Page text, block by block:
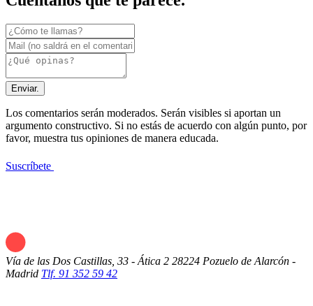
Enviar.
Los comentarios serán moderados. Serán visibles si aportan un
argumento constructivo. Si no estás de acuerdo con algún punto, por
favor, muestra tus opiniones de manera educada.
Suscríbete
Vía de las Dos Castillas, 33 - Ática 2 28224 Pozuelo de Alarcón -
Madrid Tlf. 91 352 59 42